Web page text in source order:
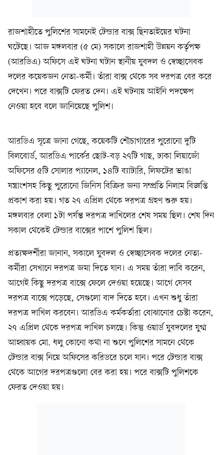
রাজশাহীতে পুলিশের সামনেই টেন্ডার বাক্স ছিনতাইয়ের ঘটনা
ঘটেছে। আজ মঙ্গলবার (৫ মে) সকালে রাজশাহী উন্নয়ন কর্তৃপক্ষ
(আরডিএ) অফিসে এই ঘটনা ঘটান স্থানীয় যুবদল ও স্বেচ্ছাসেবক
দলের কয়েকজন নেতা-কর্মী। তাঁরা বাক্স থেকে সব দরপত্র বের করে
দেখেন। পরে বাক্সটি ফেরত দেন। এই ঘটনায় আইনি পদক্ষেপ
নেওয়া হবে বলে জানিয়েছে পুলিশ।
আরডিএ সূত্রে জানা গেছে, কয়েকটি শৌচাগারের পুরোনো দুটি
বিলবোর্ড, আরডিএ পার্কের ছোট-বড় ২৭টি গাছ, ঢাকা লিয়াজোঁ
অফিসের ৫টি সোলার প্যানেল, ১৪টি ব্যাটারি, লিফটের ভাঙা
যন্ত্রাংশসহ কিছু পুরোনো জিনিস বিক্রির জন্য সম্প্রতি নিলাম বিজ্ঞপ্তি
প্রকাশ করা হয়। গত ২৭ এপ্রিল থেকে দরপত্র গ্রহণ শুরু হয়।
মঙ্গলবার বেলা ১টা পর্যন্ত দরপত্র দাখিলের শেষ সময় ছিল। শেষ দিন
সকাল থেকেই টেন্ডার বাক্সের পাশে পুলিশ ছিল।
প্রত্যক্ষদর্শীরা জানান, সকালে যুবদল ও স্বেচ্ছাসেবক দলের নেতা-
কর্মীরা সেখানে দরপত্র জমা দিতে যান। এ সময় তাঁরা দাবি করেন,
আগেই কিছু দরপত্র বাক্সে ফেলে দেওয়া হয়েছে। আগে যেসব
দরপত্র বাক্সে পড়েছে, সেগুলো বাদ দিতে হবে। এখন শুধু তাঁরা
দরপত্র দাখিল করবেন। আরডিএ কর্মকর্তারা বোঝানোর চেষ্টা করেন,
২৭ এপ্রিল থেকে দরপত্র দাখিল চলছে। কিন্তু ওয়ার্ড যুবদলের যুগ্ম
আহ্বায়ক মো. ধলু কোনো কথা না শুনে পুলিশের সামনে থেকে
টেন্ডার বাক্স নিয়ে অফিসের করিডরে চলে যান। পরে টেন্ডার বাক্স
থেকে আগের দরপত্রগুলো বের করা হয়। পরে বাক্সটি পুলিশকে
ফেরত দেওয়া হয়।